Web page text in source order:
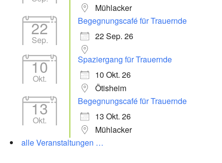
Mühlacker
22
Sep.
Begegnungscafé für Trauernde
22 Sep. 26
10
Okt.
Spaziergang für Trauernde
10 Okt. 26
Ötisheim
13
Okt.
Begegnungscafé für Trauernde
13 Okt. 26
Mühlacker
alle Veranstaltungen …